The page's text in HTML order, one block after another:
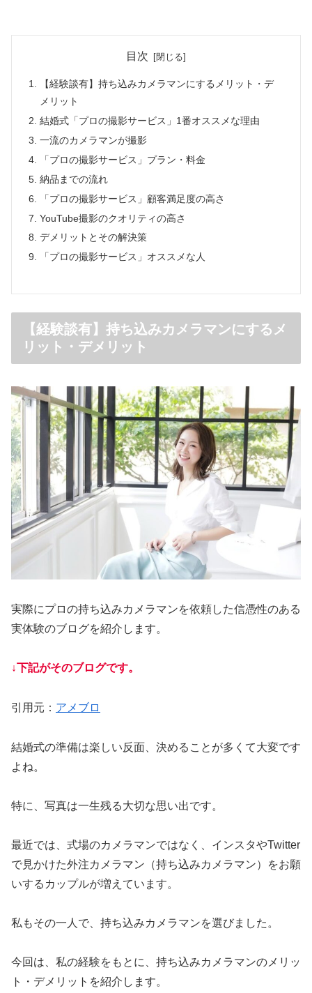
目次
【経験談有】持ち込みカメラマンにするメリット・デ
メリット
結婚式「プロの撮影サービス」1番オススメな理由
一流のカメラマンが撮影
「プロの撮影サービス」プラン・料金
納品までの流れ
「プロの撮影サービス」顧客満足度の高さ
YouTube撮影のクオリティの高さ
デメリットとその解決策
「プロの撮影サービス」オススメな人
【経験談有】持ち込みカメラマンにするメ
リット・デメリット
実際にプロの持ち込みカメラマンを依頼した信憑性のある
実体験のブログを紹介します。
↓下記がそのブログです。
引用元： アメブロ
結婚式の準備は楽しい反面、決めることが多くて大変です
よね。
特に、写真は一生残る大切な思い出です。
最近では、式場のカメラマンではなく、インスタやTwitter
で見かけた外注カメラマン（持ち込みカメラマン）をお願
いするカップルが増えています。
私もその一人で、持ち込みカメラマンを選びました。
今回は、私の経験をもとに、持ち込みカメラマンのメリッ
ト・デメリットを紹介します。